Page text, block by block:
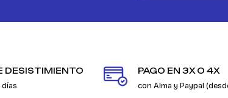
DESISTIMIENTO
PAGO EN 3X O 4X
con Alma y Paypal